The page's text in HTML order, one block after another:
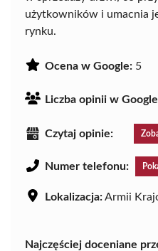
użytkowników i umacnia
rynku.
Ocena w Google: 5
Liczba opinii w
Czytaj opinie:
Numer telefonu:
Lokalizacja:Armii
Najczęściej doceniane